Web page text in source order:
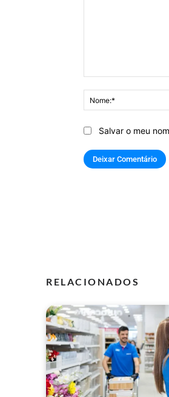
Salvar o meu
RELACIONADOS